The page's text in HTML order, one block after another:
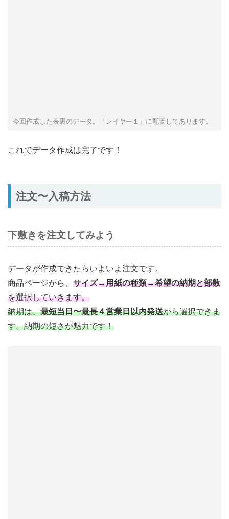
今回作成した表裏のデータ。「レイヤー１」に配置してあります。
これでデータ作成は完了です！
注文〜入稿方法
下敷きを注文してみよう
データが作成できたらいよいよ注文です。
商品ページから、 サイズ→用紙の種類→希望の納期と部数
を選択していきます。
納期は、最短当日〜最長４営業日以内発送から選択できま
す。納期の短さが魅力です！